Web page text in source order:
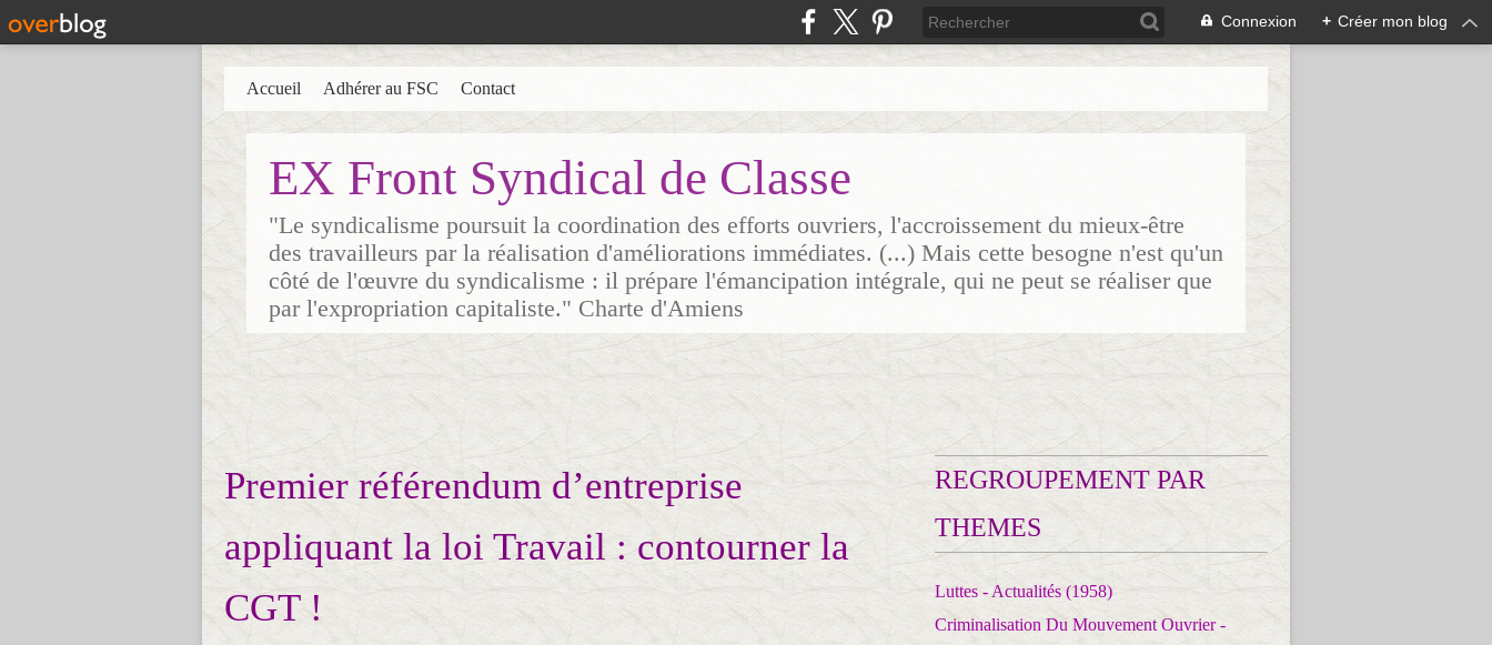
Connexion + Créer mon blog
EX Front Syndical de Classe
"Le syndicalisme poursuit la coordination des efforts ouvriers, l'accroissement du mieux-être
des travailleurs par la réalisation d'améliorations immédiates. (...) Mais cette besogne n'est qu'un
côté de l'œuvre du syndicalisme : il prépare l'émancipation intégrale, qui ne peut se réaliser que
par l'expropriation capitaliste." Charte d'Amiens
Accueil Adhérer au FSC Contact
Premier référendum d’entreprise
appliquant la loi Travail : contourner la
CGT !
REGROUPEMENT PAR
THEMES
Luttes - Actualités (1958)
Criminalisation Du Mouvement Ouvrier -